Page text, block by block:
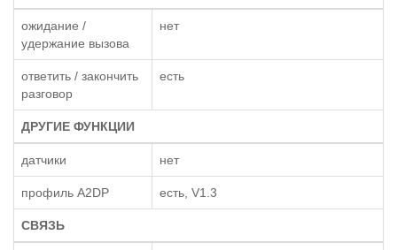
ожидание /
удержание вызова
нет
ответить / закончить
разговор
есть
ДРУГИЕ ФУНКЦИИ
датчики нет
профиль A2DP есть, V1.3
СВЯЗЬ